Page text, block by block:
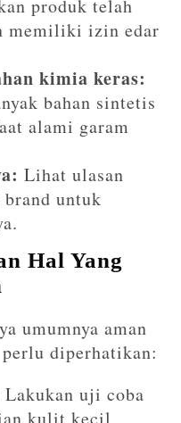
produk telah
memiliki izin edar
kimia keras:
bahan sintetis
alami garam
Lihat ulasan
brand untuk
Hal Yang
umumnya aman
diperhatikan:
Lakukan uji coba